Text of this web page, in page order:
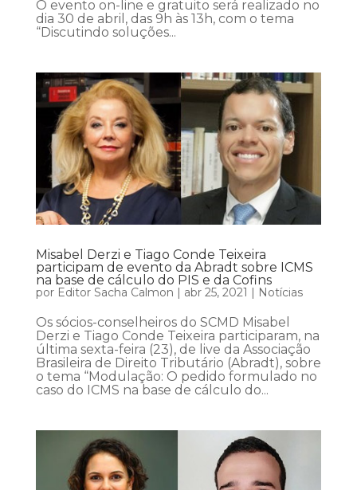
O evento on-line e gratuito será realizado no
dia 30 de abril, das 9h às 13h, com o tema
“Discutindo soluções...
Misabel Derzi e Tiago Conde Teixeira
participam de evento da Abradt sobre ICMS
na base de cálculo do PIS e da Cofins
por Editor Sacha Calmon | abr 25, 2021 | Notícias
Os sócios-conselheiros do SCMD Misabel
Derzi e Tiago Conde Teixeira participaram, na
última sexta-feira (23), de live da Associação
Brasileira de Direito Tributário (Abradt), sobre
o tema “Modulação: O pedido formulado no
caso do ICMS na base de cálculo do...